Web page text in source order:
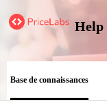
Help
Base de connaissances